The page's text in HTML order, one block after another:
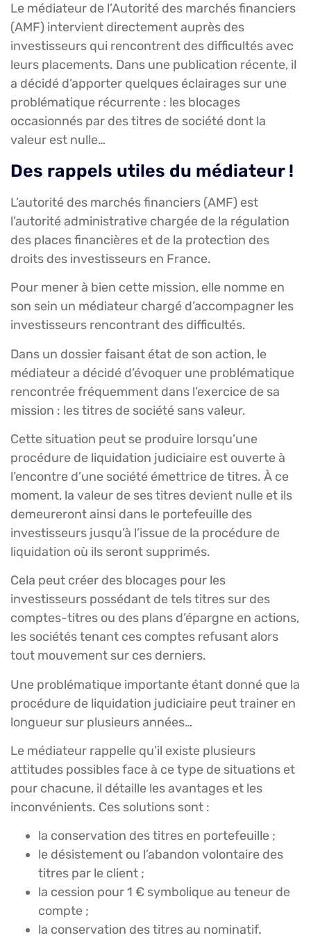
Le médiateur de l’Autorité des marchés financiers
(AMF) intervient directement auprès des
investisseurs qui rencontrent des difficultés avec
leurs placements. Dans une publication récente, il
a décidé d’apporter quelques éclairages sur une
problématique récurrente : les blocages
occasionnés par des titres de société dont la
valeur est nulle…
Des rappels utiles du médiateur !
L’autorité des marchés financiers (AMF) est
l’autorité administrative chargée de la régulation
des places financières et de la protection des
droits des investisseurs en France.
Pour mener à bien cette mission, elle nomme en
son sein un médiateur chargé d’accompagner les
investisseurs rencontrant des difficultés.
Dans un dossier faisant état de son action, le
médiateur a décidé d’évoquer une problématique
rencontrée fréquemment dans l’exercice de sa
mission : les titres de société sans valeur.
Cette situation peut se produire lorsqu’une
procédure de liquidation judiciaire est ouverte à
l’encontre d’une société émettrice de titres. À ce
moment, la valeur de ses titres devient nulle et ils
demeureront ainsi dans le portefeuille des
investisseurs jusqu’à l’issue de la procédure de
liquidation où ils seront supprimés.
Cela peut créer des blocages pour les
investisseurs possédant de tels titres sur des
comptes-titres ou des plans d’épargne en actions,
les sociétés tenant ces comptes refusant alors
tout mouvement sur ces derniers.
Une problématique importante étant donné que la
procédure de liquidation judiciaire peut trainer en
longueur sur plusieurs années…
Le médiateur rappelle qu’il existe plusieurs
attitudes possibles face à ce type de situations et
pour chacune, il détaille les avantages et les
inconvénients. Ces solutions sont :
la conservation des titres en portefeuille ;
le désistement ou l’abandon volontaire des
titres par le client ;
la cession pour 1 € symbolique au teneur de
compte ;
la conservation des titres au nominatif.